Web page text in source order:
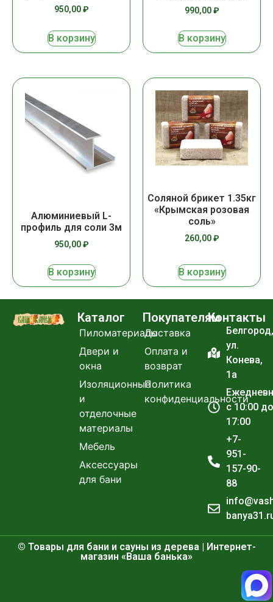
950,00₽
В корзину
990,00₽
В корзину
Алюминиевый L-
профиль для соли 3м
950,00₽
В корзину
Соляной брикет 1.35кг
«Крымская розовая
соль»
260,00₽
В корзину
Каталог
Пиломатериалы
Двери и
окна
Изоляционные
и
отделочные
материалы
Мебель
Аксессуары
для бани
Покупателям
Доставка
Оплата и
возврат
Политика
конфиденциальности
Контакты
Белгород,
ул.
Конева,
1а
с 10:00 до
17:00
+7-
951-
157-90-
88
© Товары для бани и сауны из дерева | Интернет-
магазин «Ваша банька»